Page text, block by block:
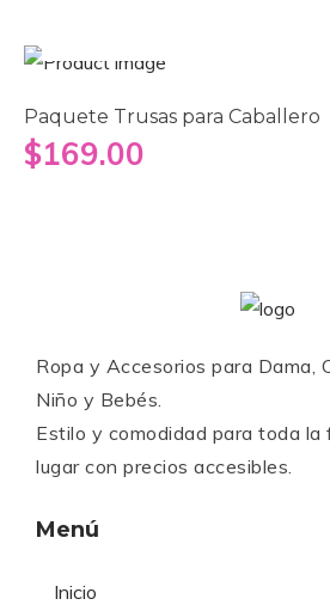
Paquete Trusas para Caballero
$169.00
Ropa y Accesorios para Dama,
Niño y Bebés.
Estilo y comodidad para toda la
lugar con precios accesibles.
Menú
Inicio